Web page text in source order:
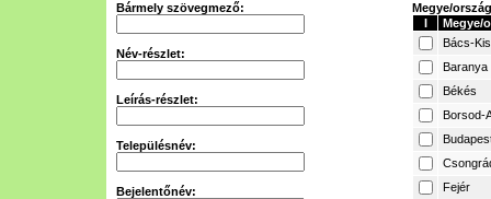
Bármely szövegmező:
Név-részlet:
Leírás-részlet:
Településnév:
Bejelentőnév:
Megye/
I
Megye/
Bács-
Baranya
Békés
Borsod-
Fejér